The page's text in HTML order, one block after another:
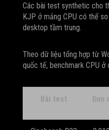
Các bài test synthetic cho
KJP ở mảng CPU có thể
desktop tầm trung.
Theo dữ liệu tổng hợp từ
quốc tế, benchmark CPU ở
Bài test Đơn